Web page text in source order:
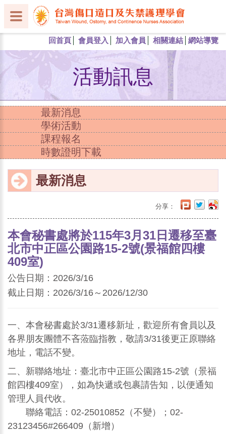
回首頁 會員登入 加入會員 相關連結 網站導覽
活動訊息
最新消息
學術活動
課程報名
時數證明下載
最新消息
分享：
本會秘書處將於115年3月31日遷移至臺
北市中正區公園路15-2號(景福館四樓
409室)
公告日期：2026/3/16
截止日期：2026/3/16～2026/12/30
一、本會秘書處於3/31遷移新址，歡迎所有會員以及
各界朋友團體不吝蒞臨指教，敬請3/31後更正原聯絡
地址，電話不變。
二、新聯絡地址：臺北市中正區公園路15-2號（景福
館四樓409室），如為快遞或包裹請告知，以便通知
管理人員代收。
聯絡電話：02-25010852（不變）；02-
23123456#266409（新增）